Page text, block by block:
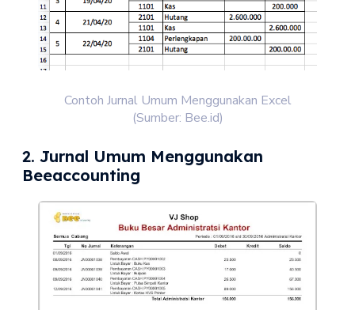
Contoh Jurnal Umum Menggunakan Excel
(Sumber: Bee.id)
2. Jurnal Umum Menggunakan
Beeaccounting